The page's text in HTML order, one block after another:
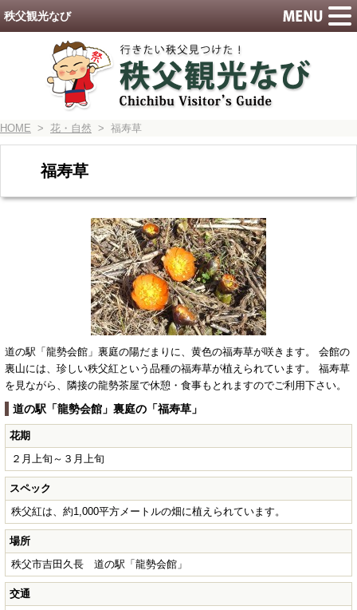
HOME > 花・自然 > 福寿草
福寿草
道の駅「龍勢会館」裏庭の陽だまりに、黄色の福寿草が咲きます。 会館の
裏山には、珍しい秩父紅という品種の福寿草が植えられています。 福寿草
を見ながら、隣接の龍勢茶屋で休憩・食事もとれますのでご利用下さい。
道の駅「龍勢会館」裏庭の「福寿草」
花期
２月上旬～３月上旬
スペック
秩父紅は、約1,000平方メートルの畑に植えられています。
場所
秩父市吉田久長 道の駅「龍勢会館」
交通
秩父観光なび